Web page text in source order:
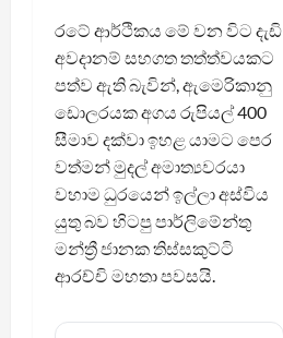
රටේ ආර්ථිකය මේ වන විට දැඩි
අවදානම් සහගත තත්ත්වයකට
පත්ව ඇති බැවින්, ඇමෙරිකානු
ඩොලරයක අගය රුපියල් 400
සීමාව දක්වා ඉහළ යාමට පෙර
වත්මන් මුදල් අමාත්‍යවරයා
වහාම ධුරයෙන් ඉල්ලා අස්විය
යුතු බව හිටපු පාර්ලිමේන්තු
මන්ත්‍රී ජානක තිස්සකුට්ටි
ආරච්චි මහතා පවසයි.